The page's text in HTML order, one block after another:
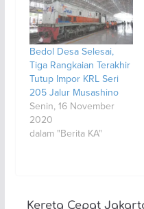
Bedol Desa Selesai,
Tiga Rangkaian Terakhir
Tutup Impor KRL Seri
205 Jalur Musashino
Senin, 16 November
2020
dalam "Berita KA"
Kereta Cepat